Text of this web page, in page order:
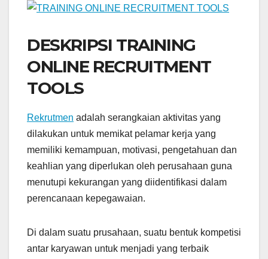
DESKRIPSI TRAINING
ONLINE RECRUITMENT
TOOLS
Rekrutmen adalah serangkaian aktivitas yang
dilakukan untuk memikat pelamar kerja yang
memiliki kemampuan, motivasi, pengetahuan dan
keahlian yang diperlukan oleh perusahaan guna
menutupi kekurangan yang diidentifikasi dalam
perencanaan kepegawaian.
Di dalam suatu prusahaan, suatu bentuk kompetisi
antar karyawan untuk menjadi yang terbaik